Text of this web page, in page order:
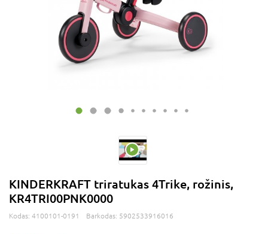
KINDERKRAFT triratukas 4Trike, rožinis,
KR4TRI00PNK0000
Kodas: 4100101-0191 Barkodas: 5902533916016